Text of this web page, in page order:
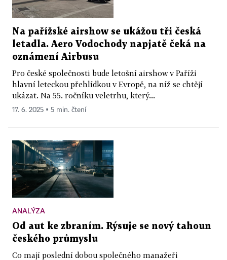
Na pařížské airshow se ukážou tři česká
letadla. Aero Vodochody napjatě čeká na
oznámení Airbusu
Pro české společnosti bude letošní airshow v Paříži
hlavní leteckou přehlídkou v Evropě, na níž se chtějí
ukázat. Na 55. ročníku veletrhu, který...
17. 6. 2025 ▪ 5 min. čtení
ANALÝZA
Od aut ke zbraním. Rýsuje se nový tahoun
českého průmyslu
Co mají poslední dobou společného manažeři